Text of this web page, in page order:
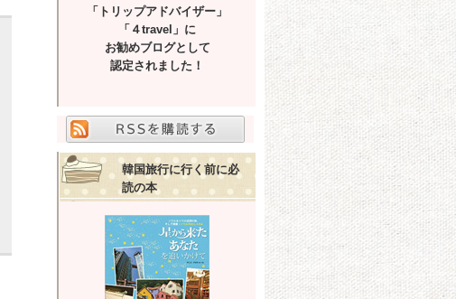
「トリップアドバイザー」
「４travel」に
お勧めブログとして
認定されました！
韓国旅行に行く前に必
読の本